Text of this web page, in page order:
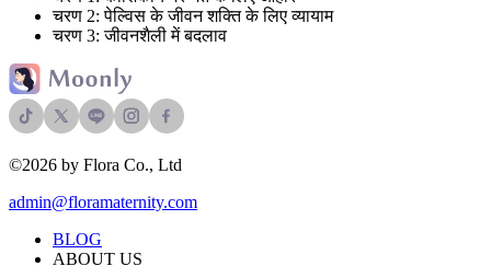
चरण 2: पेल्विस के जीवन शक्ति के लिए व्यायाम
चरण 3: जीवनशैली में बदलाव
©2026 by Flora Co., Ltd
admin@floramaternity.com
BLOG
ABOUT US